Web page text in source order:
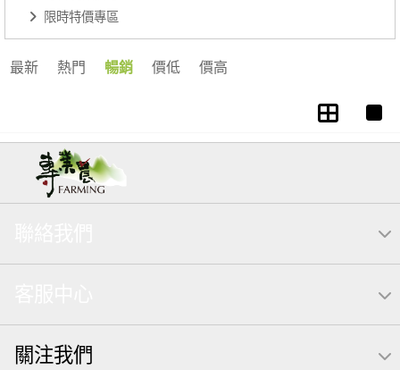
限時特價專區
最新 熱門 暢銷 價低 價高
關注我們